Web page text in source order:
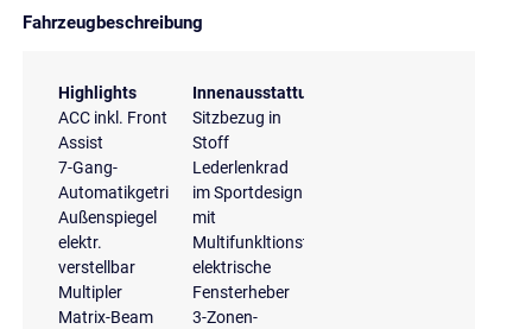
Fahrzeugbeschreibung
Highlights
ACC inkl. Front
Assist
7-Gang-
Automatikgetriebe
Außenspiegel
elektr.
verstellbar
Multipler
Matrix-Beam
Innenausstattung
Sitzbezug in
Stoff
Lederlenkrad
im Sportdesign
mit
Multifunkltionstasten
elektrische
Fensterheber
3-Zonen-